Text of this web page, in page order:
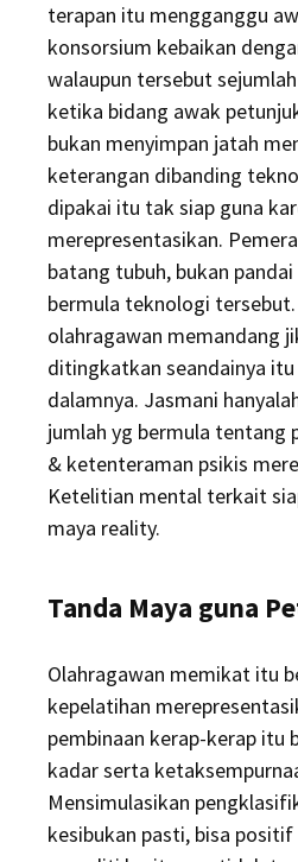
terapan itu mengganggu
konsorsium kebaikan
walaupun tersebut
ketika bidang awak
bukan menyimpan jatah
keterangan dibanding
dipakai itu tak siap guna
merepresentasikan.
batang tubuh, bukan
bermula teknologi
olahragawan memandang
ditingkatkan seandainya
dalamnya. Jasmani
jumlah yg bermula tentang
& ketenteraman psikis
Ketelitian mental terkait
maya reality.
Tanda Maya guna
Olahragawan memikat itu
kepelatihan
pembinaan kerap-kerap itu
kadar serta
Mensimulasikan
kesibukan pasti, bisa